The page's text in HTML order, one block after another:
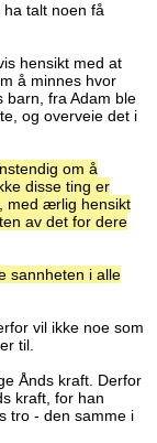
talt noen få
hensikt med at
å minnes hvor
barn, fra Adam ble
og overveie det i
om å
disse ting er
med ærlig hensikt
av det for dere
sannheten i alle
vil ikke noe som
til.
Ånds kraft. Derfor
kraft, for han
tro - den samme i